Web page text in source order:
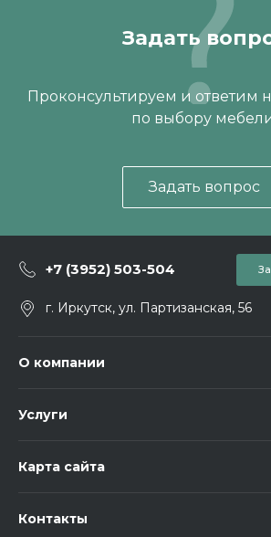
Задать
Проконсультируем и ответим
по выбору
Задать вопрос
+7 (3952) 503-504
г. Иркутск, ул. Партизанская, 56
О компании
Услуги
Карта сайта
Контакты